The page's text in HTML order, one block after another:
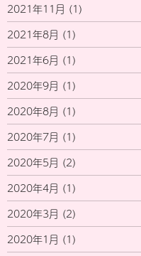
2021年11月 (1)
2021年8月 (1)
2021年6月 (1)
2020年9月 (1)
2020年8月 (1)
2020年7月 (1)
2020年5月 (2)
2020年4月 (1)
2020年3月 (2)
2020年1月 (1)